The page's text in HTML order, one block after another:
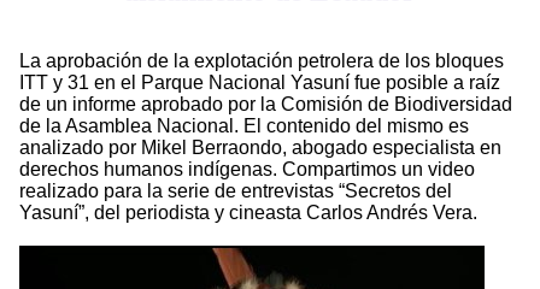
La aprobación de la explotación petrolera de los bloques
ITT y 31 en el Parque Nacional Yasuní fue posible a raíz
de un informe aprobado por la Comisión de Biodiversidad
de la Asamblea Nacional. El contenido del mismo es
analizado por Mikel Berraondo, abogado especialista en
derechos humanos indígenas. Compartimos un video
realizado para la serie de entrevistas “Secretos del
Yasuní”, del periodista y cineasta Carlos Andrés Vera.